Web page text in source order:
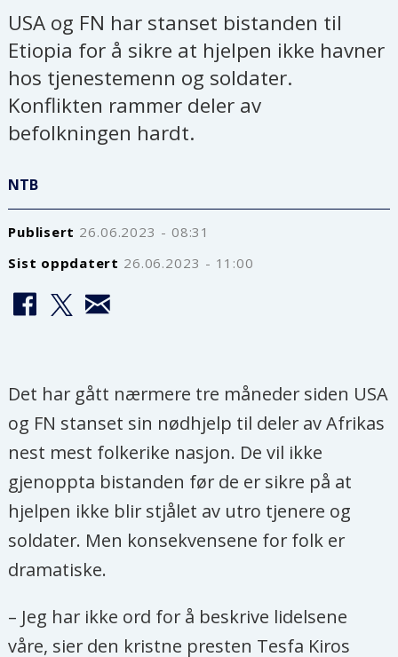
USA og FN har stanset bistanden til
Etiopia for å sikre at hjelpen ikke havner
hos tjenestemenn og soldater.
Konflikten rammer deler av
befolkningen hardt.
NTB
Publisert
26.06.2023 - 08:31
Sist oppdatert
26.06.2023 - 11:00
Det har gått nærmere tre måneder siden USA
og FN stanset sin nødhjelp til deler av Afrikas
nest mest folkerike nasjon. De vil ikke
gjenoppta bistanden før de er sikre på at
hjelpen ikke blir stjålet av utro tjenere og
soldater. Men konsekvensene for folk er
dramatiske.
– Jeg har ikke ord for å beskrive lidelsene
våre, sier den kristne presten Tesfa Kiros